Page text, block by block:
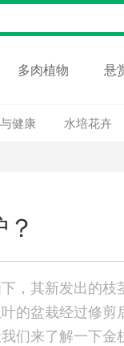
多肉植物 悬
健康 水培花卉
，其新发出的枝
的盆栽经过修剪
们来了解一下金